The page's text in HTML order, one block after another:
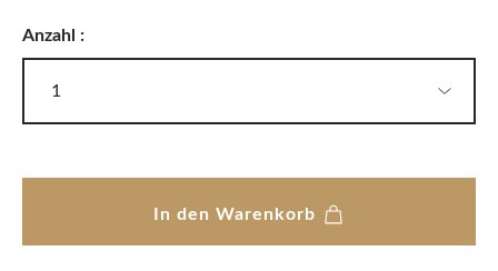
Anzahl :
In den Warenkorb